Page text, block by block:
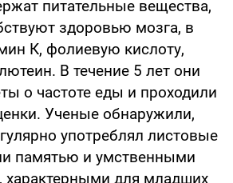
питательные вещества,
здоровью мозга, в
К, фолиевую кислоту,
В течение 5 лет они
о частоте еды и проходили
Ученые обнаружили,
употреблял листовые
памятью и умственными
характерными для младших